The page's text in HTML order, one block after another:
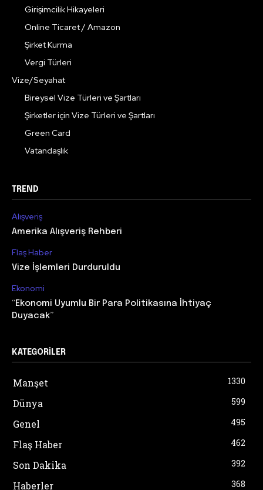
Girişimcilik Hikayeleri
Online Ticaret / Amazon
Şirket Kurma
Vergi Türleri
Vize/Seyahat
Bireysel Vize Türleri ve Şartları
Şirketler için Vize Türleri ve Şartları
Green Card
Vatandaşlık
TREND
Alışveriş
Amerika Alışveriş Rehberi
Flaş Haber
Vize İşlemleri Durduruldu
Ekonomi
“Ekonomi Uyumlu Bir Para Politikasına İhtiyaç
Duyacak”
KATEGORILER
Manşet 1330
Dünya 599
Genel 495
Flaş Haber 462
Son Dakika 392
Haberler 368